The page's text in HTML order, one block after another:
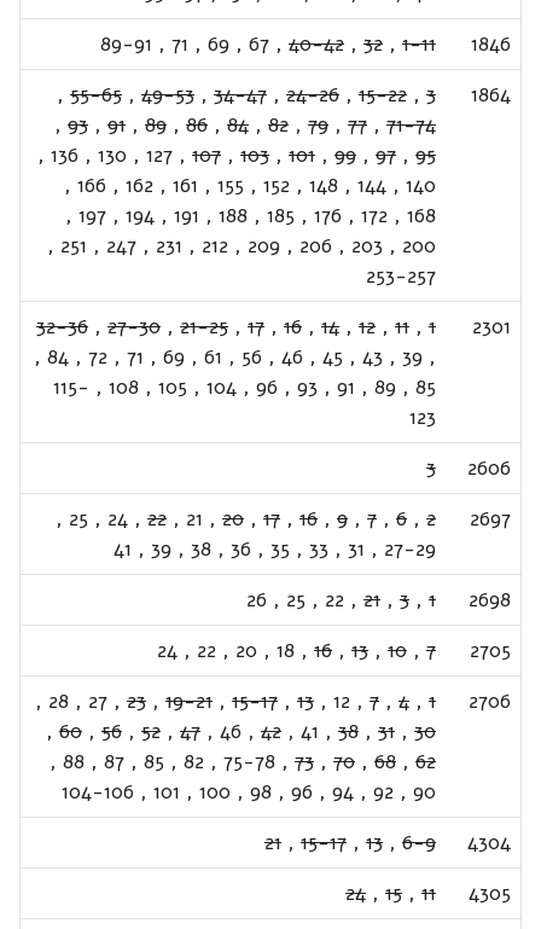
1846
1-11
,
32
,
40-42
,
67
,
69
,
71
,
89-91
1864
3
,
15-22
,
24-26
,
34-47
,
49-53
,
55-65
,
71-74
,
77
,
79
,
82
,
84
,
86
,
89
,
91
,
93
,
95
,
97
,
99
,
101
,
103
,
107
,
127
,
130
,
136
,
140
,
144
,
148
,
152
,
155
,
161
,
162
,
166
,
168
,
172
,
176
,
185
,
188
,
191
,
194
,
197
,
200
,
203
,
206
,
209
,
212
,
231
,
247
,
251
,
253-257
2301
1
,
11
,
12
,
14
,
16
,
17
,
21-25
,
27-30
,
32-36
,
39
,
43
,
45
,
46
,
56
,
61
,
69
,
71
,
72
,
84
,
85
,
89
,
91
,
93
,
96
,
104
,
105
,
108
,
115-
123
2606
3
2697
2
,
6
,
7
,
9
,
16
,
17
,
20
,
21
,
22
,
24
,
25
,
27-29
,
31
,
33
,
35
,
36
,
38
,
39
,
41
2698
1
,
3
,
21
,
22
,
25
,
26
2705
7
,
10
,
13
,
16
,
18
,
20
,
22
,
24
2706
1
,
4
,
7
,
12
,
13
,
15-17
,
19-21
,
23
,
27
,
28
,
30
,
31
,
38
,
41
,
42
,
46
,
47
,
52
,
56
,
60
,
62
,
68
,
70
,
73
,
75-78
,
82
,
85
,
87
,
88
,
90
,
92
,
94
,
96
,
98
,
100
,
101
,
104-106
4304
6-9
,
13
,
15-17
,
21
4305
11
,
15
,
24